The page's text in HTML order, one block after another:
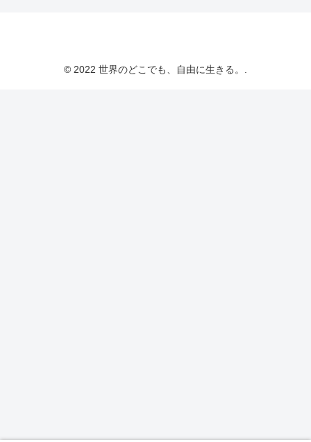
© 2022 世界のどこでも、自由に生きる。.